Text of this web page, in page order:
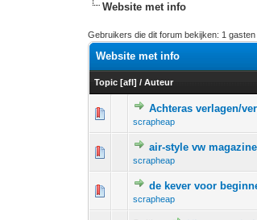
Website met info
Gebruikers die dit forum bekijken: 1 gasten
Website met info
Topic [afl] /Auteur
Achteras verlagen/
scrapheap
air-style vw magazine
scrapheap
de kever voor
scrapheap